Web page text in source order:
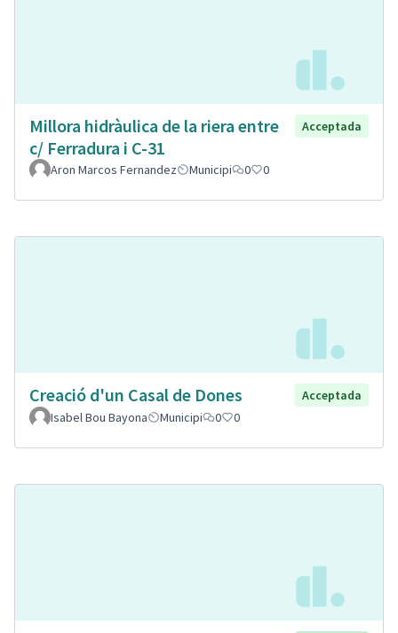
Millora hidràulica de la riera entre
c/ Ferradura i C-31
Acceptada
Aron Marcos Fernandez Municipi 0 0
Creació d'un Casal de Dones
Acceptada
Isabel Bou Bayona
Municipi 0 0